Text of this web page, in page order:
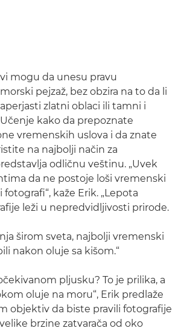
mogu da unesu pravu
pejzaž, bez obzira na to da li
zlatni oblaci ili tamni i
kako da prepoznate
vremenskih uslova i da znate
na najbolji način za
odličnu veštinu. „Uvek
da ne postoje loši vremenski
fotografi“, kaže Erik. „Lepota
leži u nepredvidljivosti prirode.
širom sveta, najbolji vremenski
nakon oluje sa kišom.“
pljusku? To je prilika, a
oluje na moru“, Erik predlaže
objektiv da biste pravili fotografije
brzine zatvarača od oko